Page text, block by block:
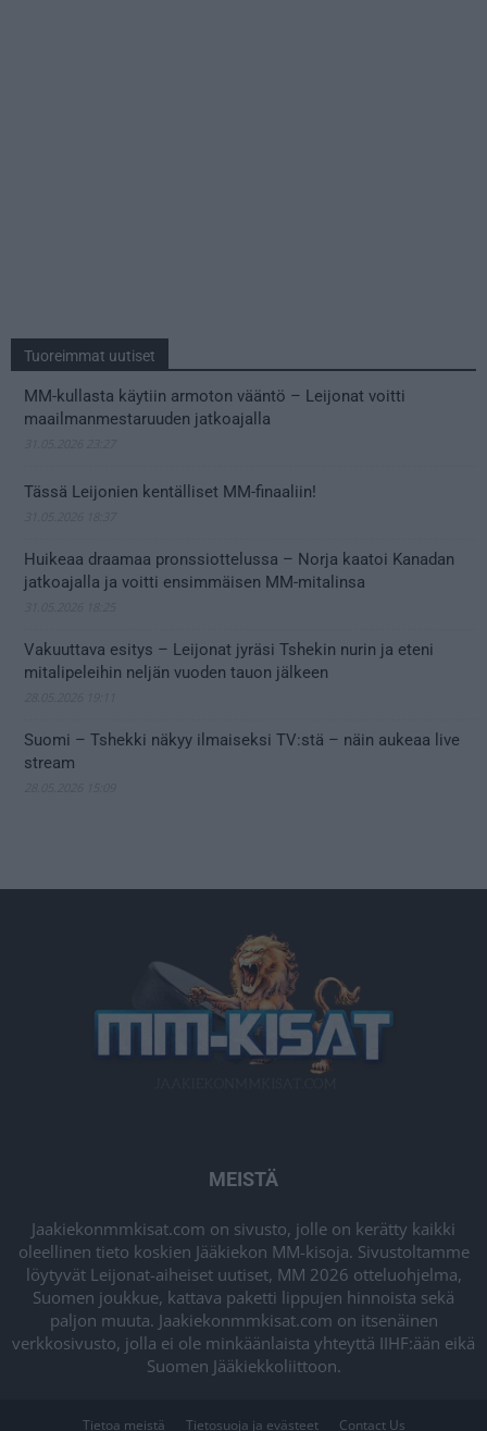
Tuoreimmat uutiset
MM-kullasta käytiin armoton vääntö – Leijonat voitti
maailmanmestaruuden jatkoajalla
Tässä Leijonien kentälliset MM-finaaliin!
Huikeaa draamaa pronssiottelussa – Norja kaatoi Kanadan
jatkoajalla ja voitti ensimmäisen MM-mitalinsa
Vakuuttava esitys – Leijonat jyräsi Tshekin nurin ja eteni
mitalipeleihin neljän vuoden tauon jälkeen
Suomi – Tshekki näkyy ilmaiseksi TV:stä – näin aukeaa live
stream
MEISTÄ
Jaakiekonmmkisat.com on sivusto, jolle on kerätty kaikki
oleellinen tieto koskien Jääkiekon MM-kisoja. Sivustoltamme
löytyvät Leijonat-aiheiset uutiset, MM 2026 otteluohjelma,
Suomen joukkue, kattava paketti lippujen hinnoista sekä
paljon muuta. Jaakiekonmmkisat.com on itsenäinen
verkkosivusto, jolla ei ole minkäänlaista yhteyttä IIHF:ään eikä
Suomen Jääkiekkoliittoon.
Tietoa meistä Tietosuoja ja evästeet Contact Us